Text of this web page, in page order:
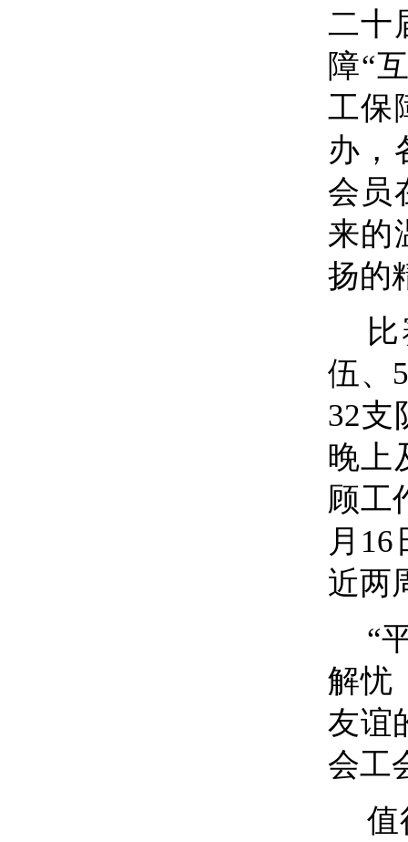
二十
障“
工保
办，
会员
来的
扬的
伍、
32支
晚上
顾工
月
近两
“
解忧
友谊
会工
值